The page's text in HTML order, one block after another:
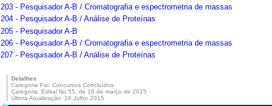
203 - Pesquisador A-B / Cromatografia e espectrometria de massas
204 - Pesquisador A-B / Análise de Proteínas
205 - Pesquisador A-B
206 - Pesquisador A-B / Cromatografia e espectrometria de massas
207 - Pesquisador A-B / Análise de Proteínas
Detalhes
Categoria Pai:Concursos Concluídos
Categoria: Edital No 55, de 16 de março de 2015
Última Atualização: 16 Julho 2015